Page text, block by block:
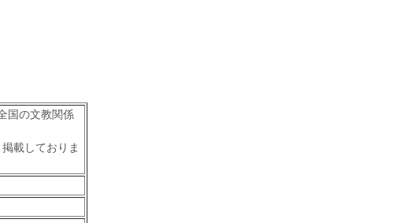
国の文教関係
載しておりま